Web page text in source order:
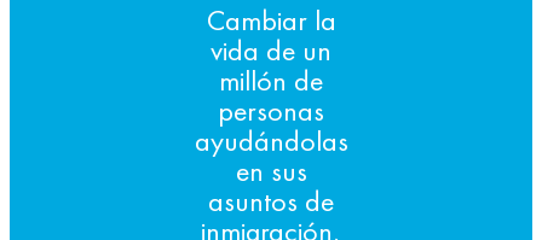
Cambiar la
vida de un
millón de
personas
ayudándolas
en sus
asuntos de
inmigración,